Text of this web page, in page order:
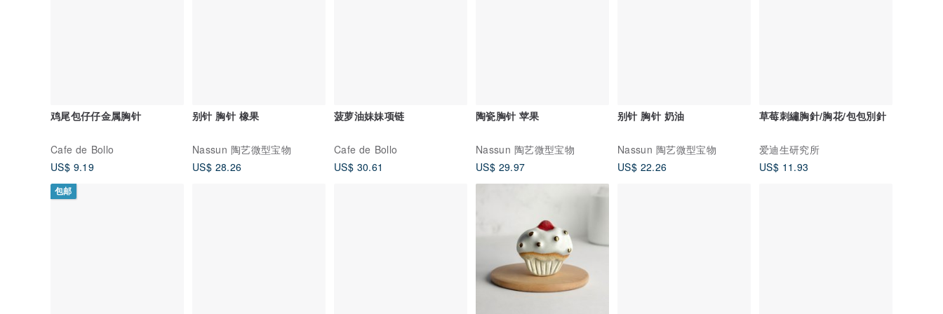
鸡尾包仔仔金属胸针
Cafe de Bollo
US$ 9.19
别针 胸针 橡果
Nassun 陶艺微型宝物
US$ 28.26
菠萝油妹妹项链
Cafe de Bollo
US$ 30.61
陶瓷胸针 苹果
Nassun 陶艺微型宝物
US$ 29.97
别针 胸针 奶油
Nassun 陶艺微型宝物
US$ 22.26
草莓刺繡胸針/胸花/包包別針
爱迪生研究所
US$ 11.93
包邮